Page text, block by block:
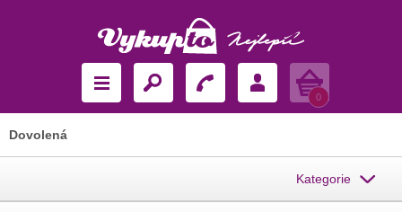
Košík
0
Dovolená
Kategorie